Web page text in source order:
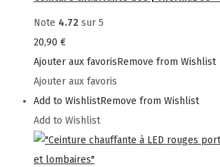
choisies
Note 4.72 sur 5
20,90 €
Ajouter aux favorisRemove from Wishlist
Ajouter aux favoris
Add to WishlistRemove from Wishlist
Add to Wishlist